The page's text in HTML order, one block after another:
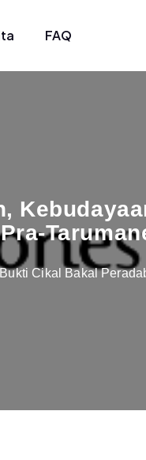
FAQ
Cikal Bakal